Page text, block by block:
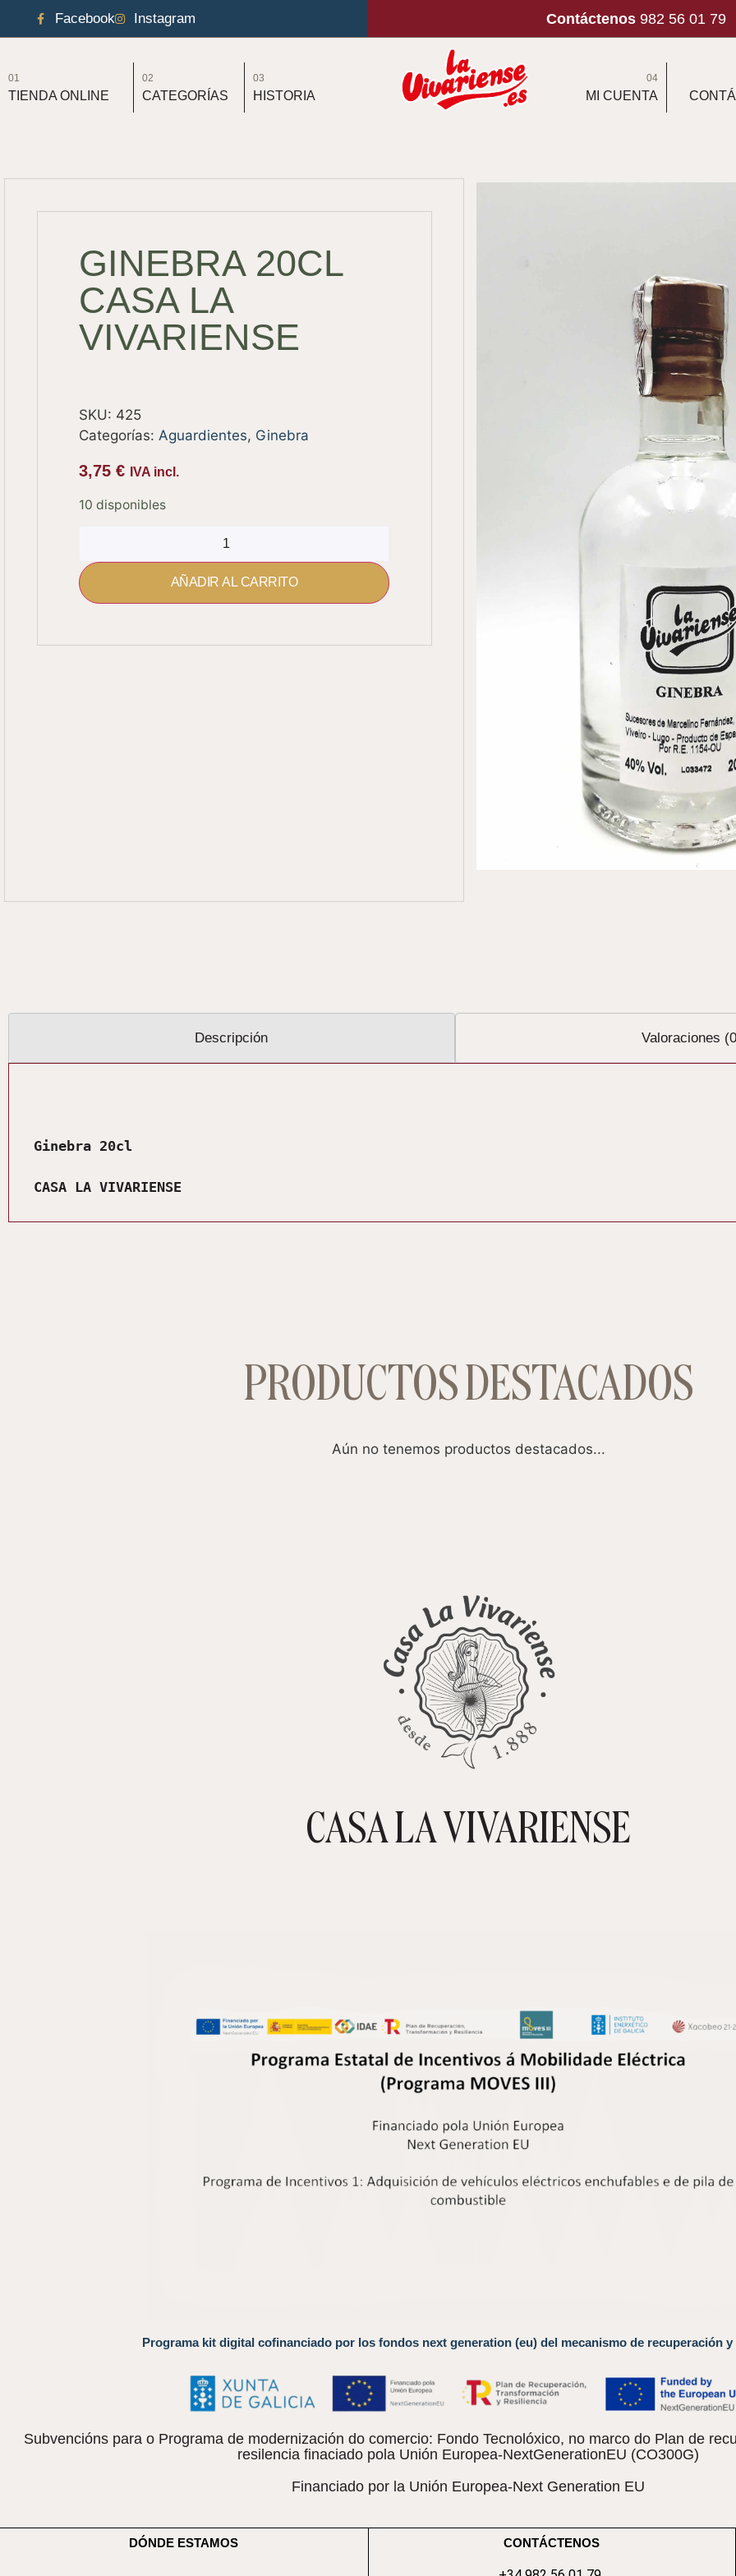
Facebook Instagram Contáctenos 982 56 01 79
01
TIENDA ONLINE
02
CATEGORÍAS
03
HISTORIA
04
MI CUENTA
GINEBRA 20CL
CASA LA
VIVARIENSE
SKU: 425
Categorías: Aguardientes, Ginebra
3,75 € IVA incl.
10 disponibles
AÑADIR AL CARRITO
Descripción Valoraciones
Ginebra 20cl
CASA LA VIVARIENSE
PRODUCTOS DESTACADOS
Aún no tenemos productos destacados...
CASA LA VIVARIENSE
Programa kit digital cofinanciado por los fondos next generation (eu) del mecanismo de recuperación
Subvencións para o Programa de modernización do comercio: Fondo Tecnolóxico, no marco do Plan de
resilencia finaciado pola Unión Europea-NextGenerationEU (CO300G)
Financiado por la Unión Europea-Next Generation EU
DÓNDE ESTAMOS CONTÁCTENOS